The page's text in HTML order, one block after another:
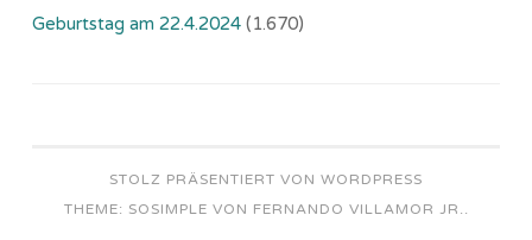
Geburtstag am 22.4.2024 (1.670)
STOLZ PRÄSENTIERT VON WORDPRESS
THEME: SOSIMPLE VON FERNANDO VILLAMOR JR. .